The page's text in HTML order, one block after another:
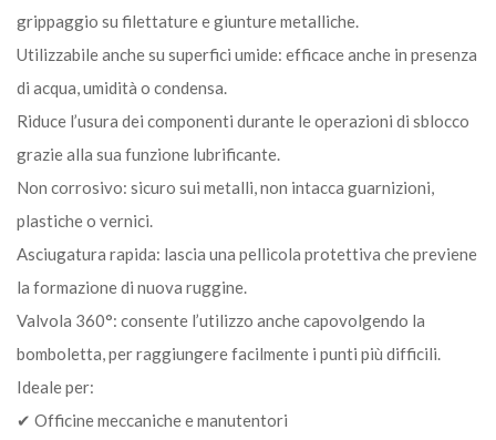
grippaggio su filettature e giunture metalliche.
Utilizzabile anche su superfici umide: efficace anche in presenza
di acqua, umidità o condensa.
Riduce l’usura dei componenti durante le operazioni di sblocco
grazie alla sua funzione lubrificante.
Non corrosivo: sicuro sui metalli, non intacca guarnizioni,
plastiche o vernici.
Asciugatura rapida: lascia una pellicola protettiva che previene
la formazione di nuova ruggine.
Valvola 360°: consente l’utilizzo anche capovolgendo la
bomboletta, per raggiungere facilmente i punti più difficili.
Ideale per:
✔ Officine meccaniche e manutentori